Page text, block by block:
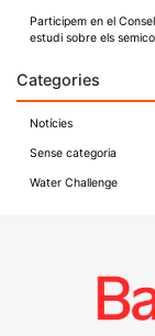
Participem en el
estudi sobre els
Categories
Notícies
Sense categoria
Water Challenge